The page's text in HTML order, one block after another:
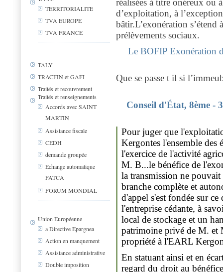
TERRITORIALITE
TVA EUROPE
TVA FRANCE
TALY
TRACFIN et GAFI
Traités et recouvrement
Traités et renseignements
Accords avec SAINT
MARTIN
Assistance fiscale
CEDH
demande groupée
Echange automatique
FATCA
FORUM MONDIAL
Union Européenne
a Directive Epargnea
Action en manquement
Assistance administrative
Double imposition
réalisées à titre onéreux ou
d’exploitation, à
bâtir.L’exonération
prélèvements sociaux.
Le BOFIP Exonération
Que se passe t il si
Conseil d'État, 8ème -
Pour juger que
Kergontes l'ensemble des
l'exercice de l'activité
M. B...le bénéfice de
la transmission ne pouvait
branche complète et
d'appel s'est fondée sur
l'entreprise cédante, à
local de stockage et un
patrimoine privé de M. et
propriété à l'EARL
En statuant ainsi et en
regard du droit au